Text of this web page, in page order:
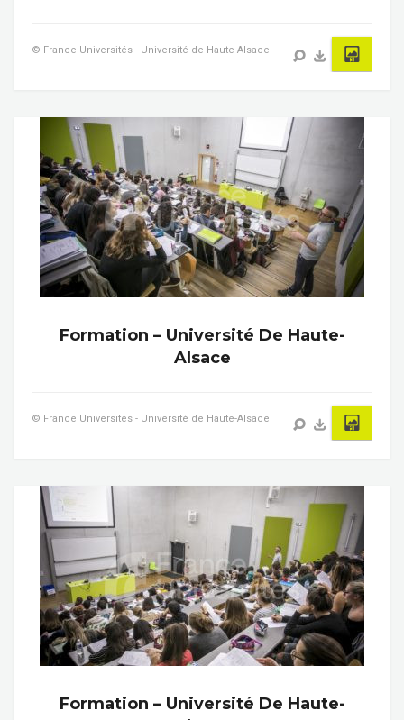
© France Universités - Université de Haute-Alsace
Formation – Université De Haute-
Alsace
© France Universités - Université de Haute-Alsace
Formation – Université De Haute-